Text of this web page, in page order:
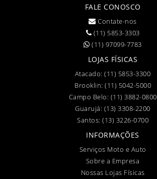
FALE CONOSCO
Contate-nos
(11) 5853-3303
(11) 97099-7783
LOJAS FÍSICAS
Atacado:(11) 5853-3300
Brooklin: (11) 5042-5000
Campo Belo: (11) 3882-0800
Guarujá: (13) 3308-2200
Santos: (13) 3226-0700
INFORMAÇÕES
Serviços Moto e Auto
Sobre a Empresa
Nossas Lojas Físicas